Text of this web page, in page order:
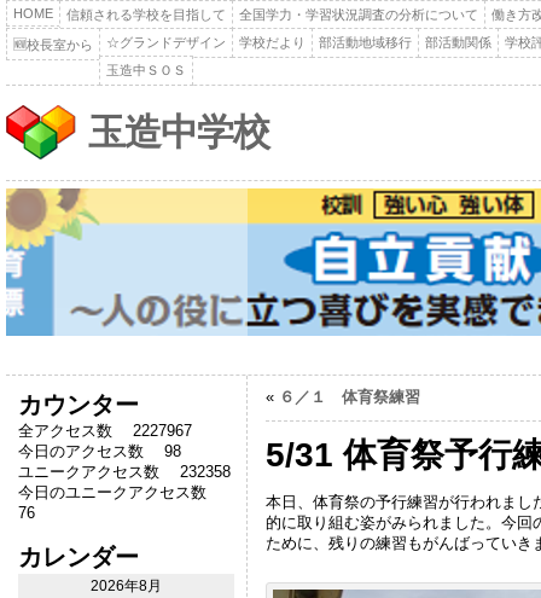
HOME 信頼される学校を目指して 全国学力・学習状況調査の分析について 働き方
🆕校長室から ☆グランドデザイン 学校だより 部活動地域移行 部活動関係
学校
玉造中ＳＯＳ
玉造中学校
カウンター
全アクセス数 2227967
今日のアクセス数 98
ユニークアクセス数 232358
今日のユニークアクセス数
76
カレンダー
2026年8月
« ６／１ 体育祭練習
5/31 体育祭予行
本日、体育祭の予行練習が行われま
的に取り組む姿がみられました。今
ために、残りの練習もがんばっていき